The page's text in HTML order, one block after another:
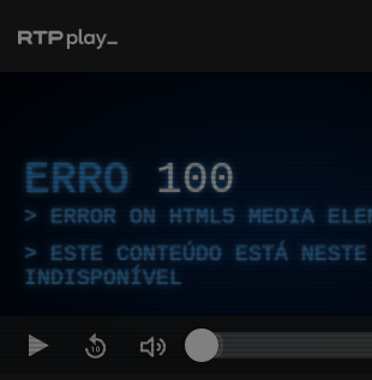
ERRO 100
ERROR ON HTML5 MEDIA
ESTE CONTEÚDO ESTÁ NESTE
INDISPONÍVEL